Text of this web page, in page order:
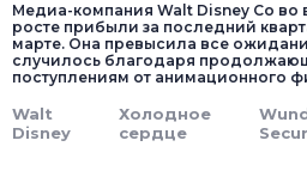
Медиа-компания Walt Disney Co
росте прибыли за последний
марте. Она превысила все
случилось благодаря
поступлениям от анимационного
Walt
Disney
Холодное
сердце